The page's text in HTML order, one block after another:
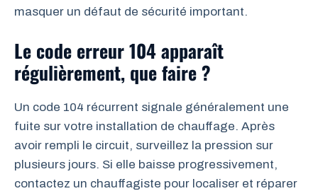
masquer un défaut de sécurité important.
Le code erreur 104 apparaît
régulièrement, que faire ?
Un code 104 récurrent signale généralement une
fuite sur votre installation de chauffage. Après
avoir rempli le circuit, surveillez la pression sur
plusieurs jours. Si elle baisse progressivement,
contactez un chauffagiste pour localiser et réparer